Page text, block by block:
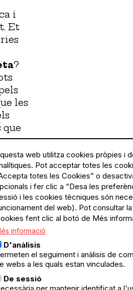
i
Et
?
les
que
no
de
per
del
web utilitza cookies pròpies i
Pot acceptar totes les
totes les Cookies” o
i fer clic a “Desa les
i les cookies tècniques són
del web). Pot consultar
fent clic al botó de Més
informació
D'anàlisis
el seguiment i anàlisis de
webs a les quals estan vinculades.
De sessió